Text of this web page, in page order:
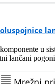
u
lančani